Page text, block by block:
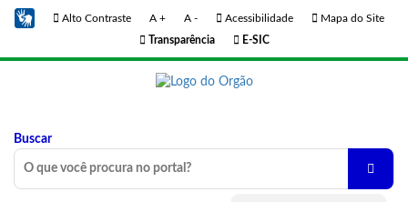
Alto Contraste A + A - Acessibilidade
Mapa do Site
Transparência
E-SIC
Buscar